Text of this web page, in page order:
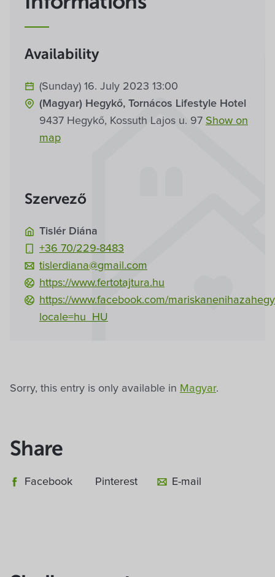
Sorry, this entry is only available in Magyar.
Share
Facebook Pinterest E-mail
Availability
(Sunday) 16. July 2023 13:00
(Magyar) Hegykő, Tornácos Lifestyle Hotel
9437 Hegykő, Kossuth Lajos u. 97 Show on
map
Szervező
Tislér Diána
+36 70/229-8483
tislerdiana@gmail.com
https://www.fertotajtura.hu
https://www.facebook.com/
locale=hu_HU